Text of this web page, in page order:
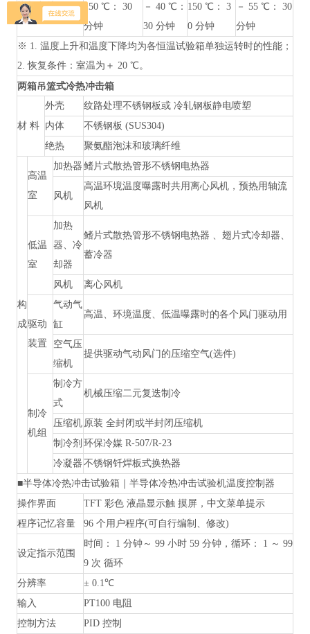
恢复条件
150 ℃： 30
分钟
－ 40 ℃：
30 分钟
150 ℃： 3
0 分钟
－ 55 ℃： 30
分钟
※ 1. 温度上升和温度下降均为各恒温试验箱单独运转时的性能；
2. 恢复条件：室温为＋ 20 ℃。
两箱吊篮式冷热冲击箱
材 料
外壳 纹路处理不锈钢板或 冷轧钢板静电喷塑
内体
不锈钢板 (SUS304)
绝热
聚氨酯泡沫和玻璃纤维
构
成
高温
室
加热器 鳍片式散热管形不锈钢电热器
风机
高温环境温度曝露时共用离心风机，预热用轴流
风机
低温
室
加热
器、冷
却器
鳍片式散热管形不锈钢电热器 、翅片式冷却器、
蓄冷器
风机 离心风机
驱动
装置
气动气
缸
高温、环境温度、低温曝露时的各个风门驱动用
空气压
缩机
提供驱动气动风门的压缩空气(选件)
制冷
机组
制冷方
式
机械压缩二元复迭制冷
压缩机 原装 全封闭或半封闭压缩机
制冷剂 环保冷媒R-507/R-23
冷凝器 不锈钢钎焊板式换热器
■半导体冷热冲击试验箱｜半导体冷热冲击试验机温度控制器
操作界面
TFT 彩色 液晶显示触 摸屏，中文菜单提示
程序记忆容量
96 个用户程序(可自行编制、修改)
设定指示范围
时间：
1 分钟～ 99 小时 59 分钟，循环： 1 ～ 99
9 次 循环
分辨率
± 0.1℃
输入
PT100 电阻
控制方法
PID 控制